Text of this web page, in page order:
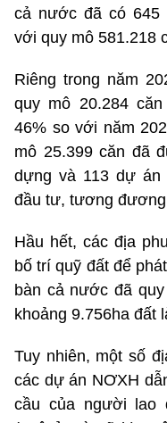
cả nước đã có 645
với quy mô 581.218
Riêng trong năm
quy mô 20.284
46% so với năm
mô 25.399 căn đã
dựng và 113 dự
đầu tư, tương
Hầu hết, các địa
bố trí quỹ đất để
bàn cả nước đã
khoảng 9.756ha đất
Tuy nhiên, một số
các dự án NƠXH
cầu của người lao